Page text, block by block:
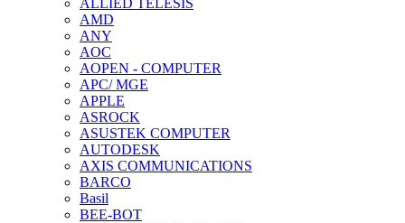
AMD
ANY
AOC
AOPEN - COMPUTER
APC/ MGE
APPLE
ASROCK
ASUSTEK COMPUTER
AUTODESK
AXIS COMMUNICATIONS
BARCO
Basil
BEE-BOT